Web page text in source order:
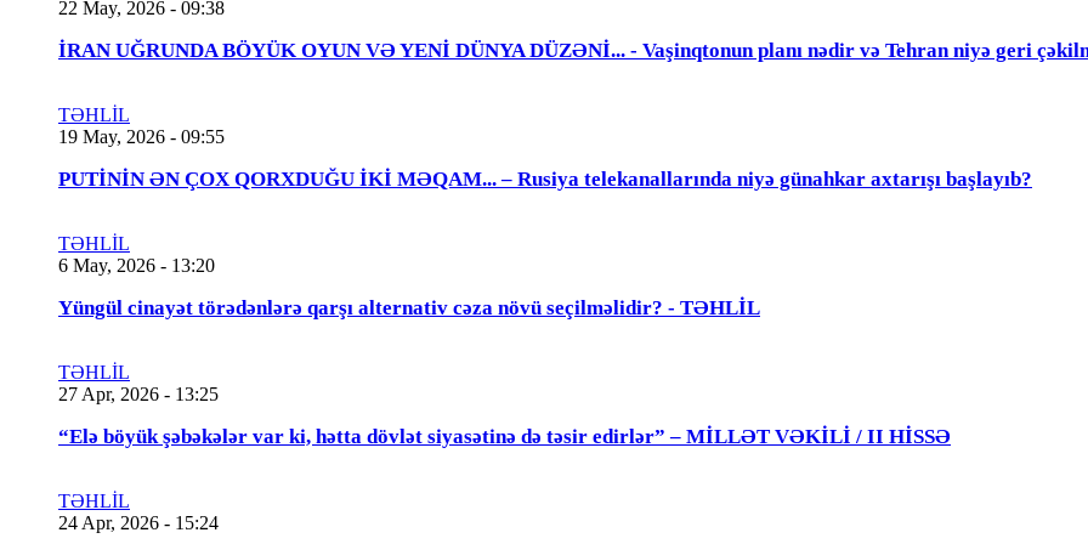
22 May, 2026 - 09:38
İRAN UĞRUNDA BÖYÜK OYUN VƏ YENİ DÜNYA DÜZƏNİ... - Vaşinqtonun planı nədir və Tehran niyə geri
TƏHLİL
19 May, 2026 - 09:55
PUTİNİN ƏN ÇOX QORXDUĞU İKİ MƏQAM... – Rusiya telekanallarında niyə günahkar axtarışı başlayıb?
TƏHLİL
6 May, 2026 - 13:20
Yüngül cinayət törədənlərə qarşı alternativ cəza növü seçilməlidir? - TƏHLİL
TƏHLİL
27 Apr, 2026 - 13:25
“Elə böyük şəbəkələr var ki, hətta dövlət siyasətinə də təsir edirlər” – MİLLƏT VƏKİLİ / II HİSSƏ
TƏHLİL
24 Apr, 2026 - 15:24